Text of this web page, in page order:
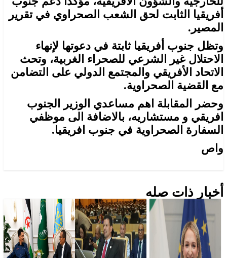
أفريقيا الثابت لحق الشعب الصحراوي في تقرير
المصير.
وتظل جنوب أفريقيا ثابتة في دعوتها لإنهاء
الاحتلال غير الشرعي للصحراء الغربية، وتحث
الاتحاد الأفريقي والمجتمع الدولي على التضامن
مع القضية الصحراوية.
وحضر المقابلة اهم مساعدي الوزير الجنوب
افريقي و مستشاريه، بالاضافة الى موظفي
السفارة الصحراوية في جنوب افريقيا.
واص
أخبار ذات صله